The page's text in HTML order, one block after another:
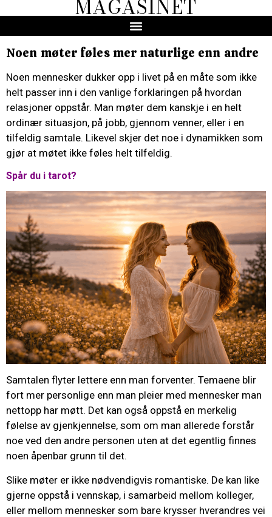
MAGASINET
Noen møter føles mer naturlige enn andre
Noen mennesker dukker opp i livet på en måte som ikke
helt passer inn i den vanlige forklaringen på hvordan
relasjoner oppstår. Man møter dem kanskje i en helt
ordinær situasjon, på jobb, gjennom venner, eller i en
tilfeldig samtale. Likevel skjer det noe i dynamikken som
gjør at møtet ikke føles helt tilfeldig.
Spår du i tarot?
Samtalen flyter lettere enn man forventer. Temaene blir
fort mer personlige enn man pleier med mennesker man
nettopp har møtt. Det kan også oppstå en merkelig
følelse av gjenkjennelse, som om man allerede forstår
noe ved den andre personen uten at det egentlig finnes
noen åpenbar grunn til det.
Slike møter er ikke nødvendigvis romantiske. De kan like
gjerne oppstå i vennskap, i samarbeid mellom kolleger,
eller mellom mennesker som bare krysser hverandres vei